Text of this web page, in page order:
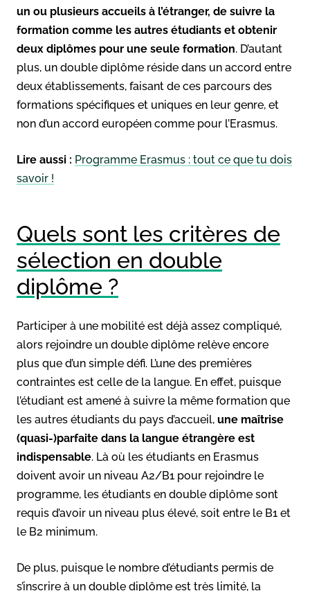
un ou plusieurs accueils à l’étranger, de suivre la
formation comme les autres étudiants et obtenir
deux diplômes pour une seule formation. D’autant
plus, un double diplôme réside dans un accord entre
deux établissements, faisant de ces parcours des
formations spécifiques et uniques en leur genre, et
non d’un accord européen comme pour l’Erasmus.
Lire aussi : Programme Erasmus : tout ce que tu dois
savoir !
Quels sont les critères de
sélection en double
diplôme ?
Participer à une mobilité est déjà assez compliqué,
alors rejoindre un double diplôme relève encore
plus que d’un simple défi. L’une des premières
contraintes est celle de la langue. En effet, puisque
l’étudiant est amené à suivre la même formation que
les autres étudiants du pays d’accueil, une maîtrise
(quasi-)parfaite dans la langue étrangère est
indispensable. Là où les étudiants en Erasmus
doivent avoir un niveau A2/B1 pour rejoindre le
programme, les étudiants en double diplôme sont
requis d’avoir un niveau plus élevé, soit entre le B1 et
le B2 minimum.
De plus, puisque le nombre d’étudiants permis de
s’inscrire à un double diplôme est très limité, la